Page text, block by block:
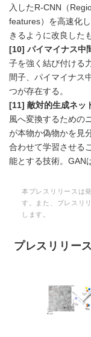
入したR-CNN（
features）を高速化
きるように改良した
[10] パイマイナス中
子を強く結び付ける
間子、パイマイナス
つが存在する。
[11] 敵対的生成ネッ
風へ変換するための
が本物か偽物かを見
合わせて学習させる
能とする技術。GAN
本プレスリリースは
す。また、プレスリ
します。
プレスリリー